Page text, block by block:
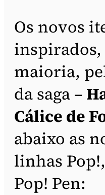
Os novos
inspirados,
maioria,
da saga –
Cálice de
abaixo as
linhas
Pop! Pen: